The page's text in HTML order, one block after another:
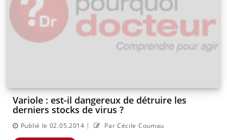
Variole : est-il dangereux de détruire les
derniers stocks de virus ?
Publié le 02.05.2014 | Par Cécile Coumau